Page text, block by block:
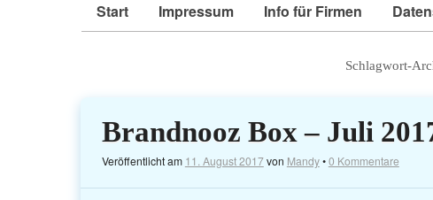
Start Impressum Info für Firmen
Schlagwort-
Brandnooz Box – Juli
Veröffentlicht am 11. August 2017von Mandy•0 Kommentare